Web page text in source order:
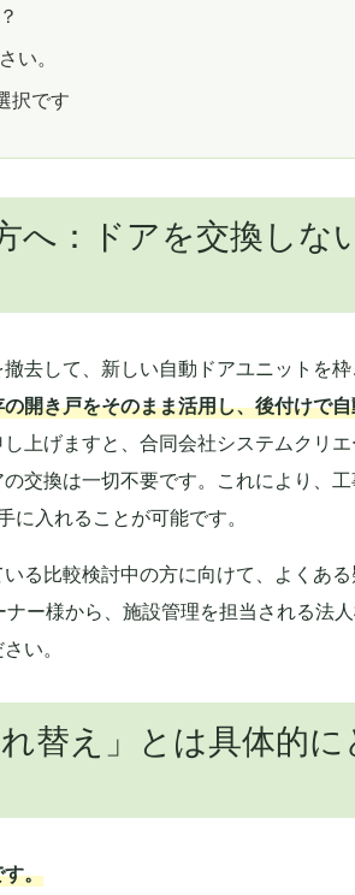
い。
択です
へ：ドアを交換しな
去して、新しい自動ドアユニットを
開き戸をそのまま活用し、後付けで
上げますと、合同会社システムクリエ
交換は一切不要です。これにより、
に入れることが可能です。
る比較検討中の方に向けて、よくあ
ー様から、施設管理を担当される法人
い。
替え」とは具体的に
。